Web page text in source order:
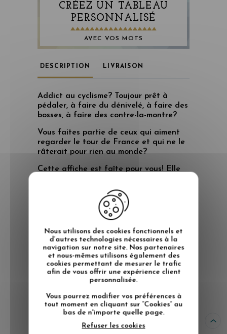
CRÉEZ UN TABLEAU
PERSONNALISÉ
AVEC VOS MOTS
DESCRIPTION LIVRAISON
Addict au cyclisme? Toujour prêt à
pédaler, à faire du dénivelé, à faire des
bosses, à faire des contre-la-montre?
Vous faites partie de ceux qui aiment
regarder le tour de France et qui ne le
râterait pour rien au monde?
Cette affiche est faîte pour vous! Elle
Alors si vous souhaitez vous faire plaisir
ou l'offrir à une personne pour qui le
n'hésitez plus une seule minute.
Son prix tout doux la rend encore plus
irrésistible.
Format 30x40 cm.
Cadre non fourni
Nous utilisons des cookies fonctionnels et
d’autres technologies nécessaires à la
navigation sur notre site. Nos partenaires
et nous-mêmes utilisons également des
cookies permettant de mesurer le trafic
afin de vous offrir une expérience client
personnalisée.
Vous pourrez modifier vos préférences à
tout moment en cliquant sur “Cookies” au
bas de n'importe quelle page.
Refuser les cookies